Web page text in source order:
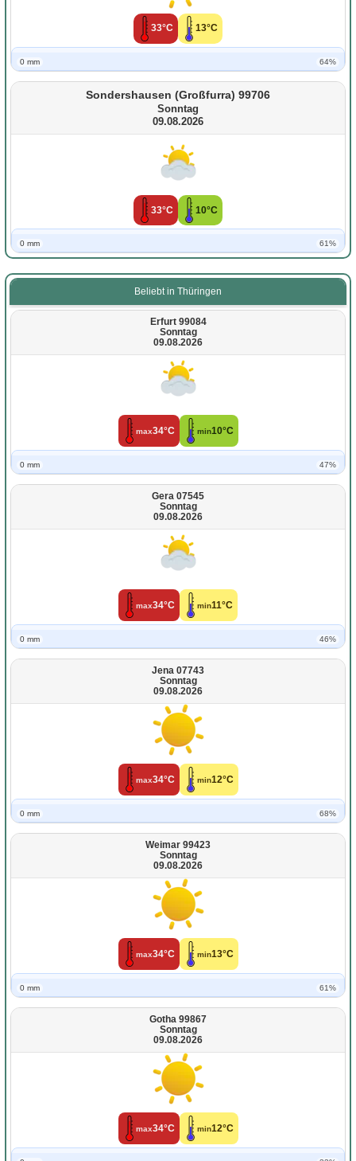
33°C 13°C
0 mm 64%
Sondershausen (Großfurra) 99706
Sonntag
09.08.2026
33°C 10°C
0 mm 61%
Beliebt in Thüringen
Erfurt 99084
Sonntag
09.08.2026
max34°C min10°C
0 mm 47%
Gera 07545
Sonntag
09.08.2026
max34°C min11°C
0 mm 46%
Jena 07743
Sonntag
09.08.2026
max34°C min12°C
0 mm 68%
Weimar 99423
Sonntag
09.08.2026
max34°C min13°C
0 mm 61%
Gotha 99867
Sonntag
09.08.2026
max34°C min12°C